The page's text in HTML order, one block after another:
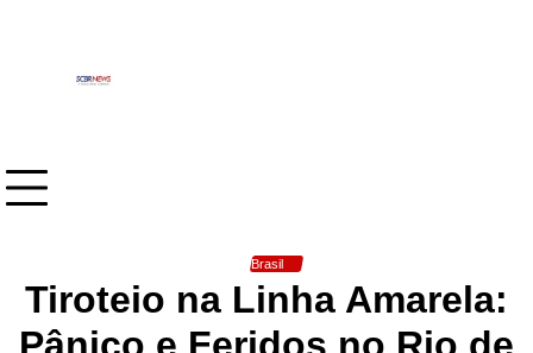
Brasil
Tiroteio na Linha Amarela: